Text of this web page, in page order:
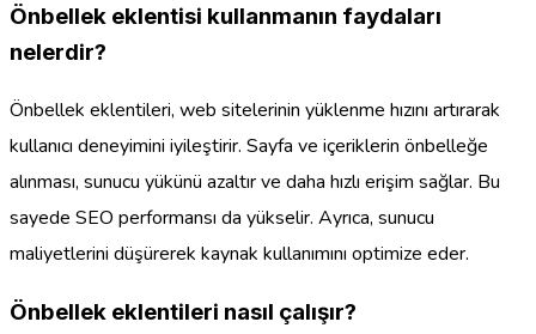
Önbellek eklentisi kullanmanın faydaları
nelerdir?
Önbellek eklentileri, web sitelerinin yüklenme hızını artırarak
kullanıcı deneyimini iyileştirir. Sayfa ve içeriklerin önbelleğe
alınması, sunucu yükünü azaltır ve daha hızlı erişim sağlar. Bu
sayede SEO performansı da yükselir. Ayrıca, sunucu
maliyetlerini düşürerek kaynak kullanımını optimize eder.
Önbellek eklentileri nasıl çalışır?